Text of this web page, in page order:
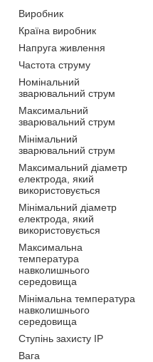
Виробник
Країна виробник
Напруга живлення
Частота струму
Номінальний
зварювальний струм
Максимальний
зварювальний струм
Мінімальний
зварювальний струм
Максимальний діаметр
електрода, який
використовується
Мінімальний діаметр
електрода, який
використовується
Максимальна
температура
навколишнього
середовища
Мінімальна температура
навколишнього
середовища
Ступінь захисту IP
Вага